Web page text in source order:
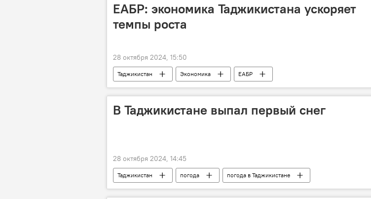
ЕАБР: экономика Таджикистана ускоряет
темпы роста
28 октября 2024, 15:50
Таджикистан Экономика ЕАБР
В Таджикистане выпал первый снег
28 октября 2024, 14:45
Таджикистан погода погода в Таджикистане